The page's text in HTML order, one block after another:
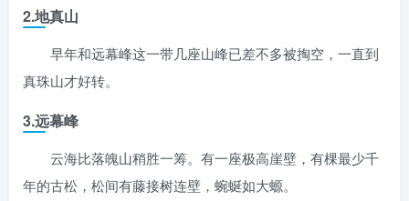
2.地真山
早年和远幕峰这一带几座山峰已差不多被掏空，一直到
真珠山才好转。
3.远幕峰
云海比落魄山稍胜一筹。有一座极高崖壁，有棵最少千
年的古松，松间有藤接树连壁，蜿蜒如大螈。